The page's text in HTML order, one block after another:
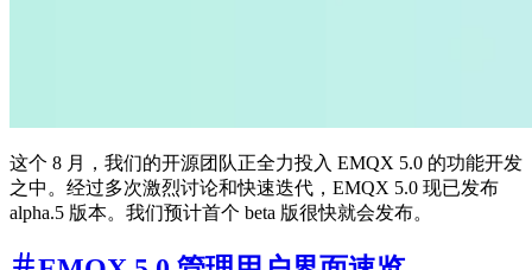
这个 8 月，我们的开源团队正全力投入 EMQX 5.0 的功能开发
之中。经过多次激烈讨论和快速迭代，EMQX 5.0 现已发布
alpha.5 版本。我们预计首个 beta 版很快就会发布。